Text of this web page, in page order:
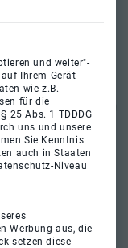
und weiter"-
Ihrem Gerät
wie z.B.
für die
25 Abs. 1 TDDDG
uns und unsere
Sie Kenntnis
auch in Staaten
Niveau
Werbung aus, die
setzen diese